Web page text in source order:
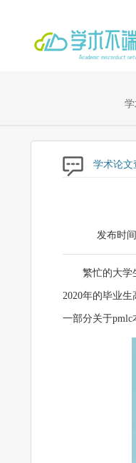
学术论文
发布时
繁忙的大学
2020年的毕业
一部分关于pmlc